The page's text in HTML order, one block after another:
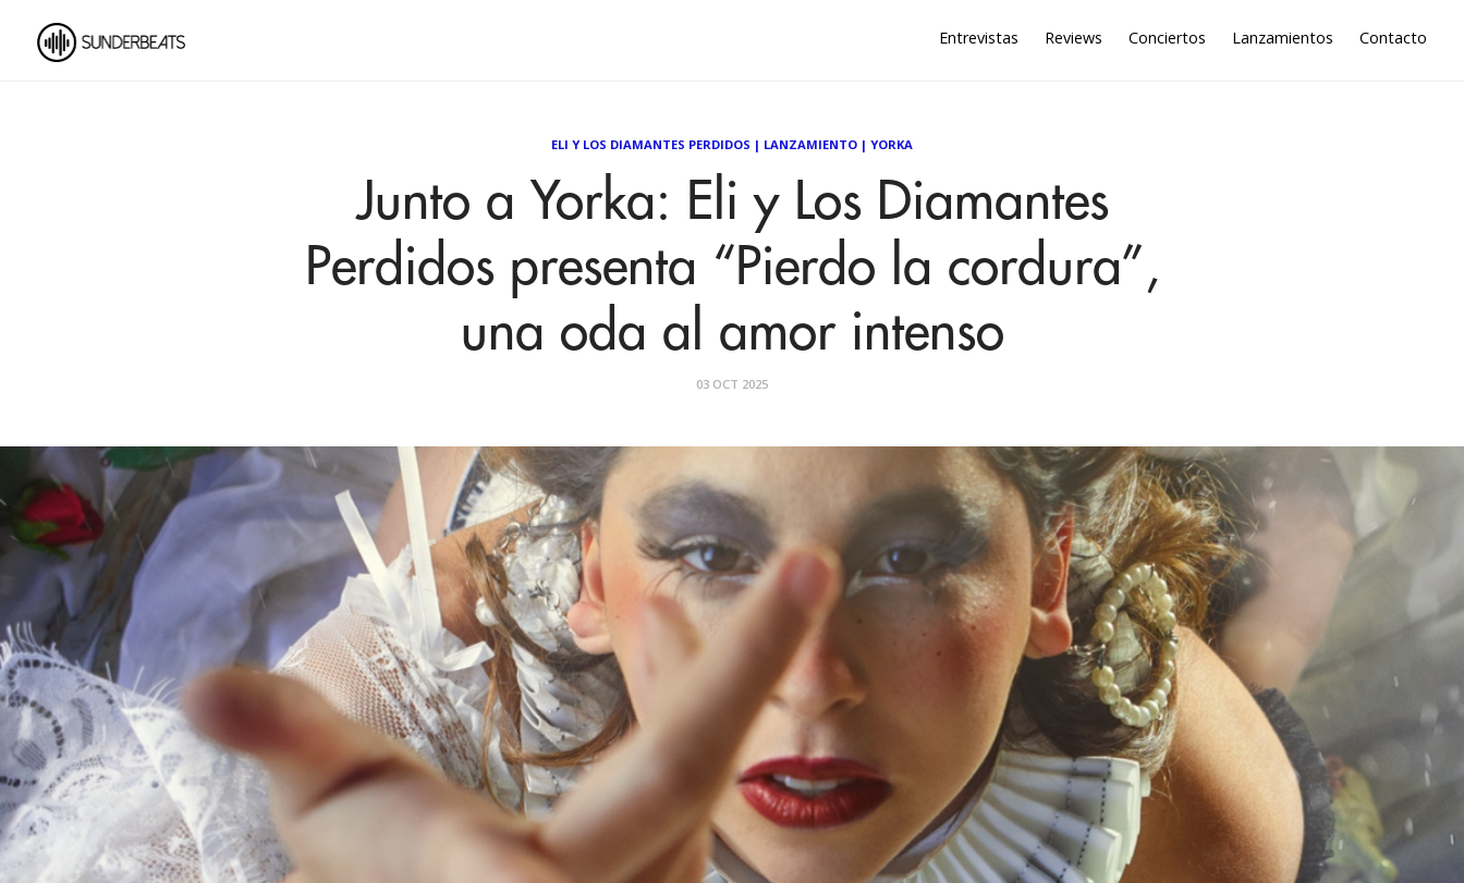
Entrevistas Reviews Conciertos Lanzamientos Contacto
ELI Y LOS DIAMANTES PERDIDOS | LANZAMIENTO | YORKA
Junto a Yorka: Eli y Los Diamantes
Perdidos presenta “Pierdo la cordura”,
una oda al amor intenso
03 OCT 2025